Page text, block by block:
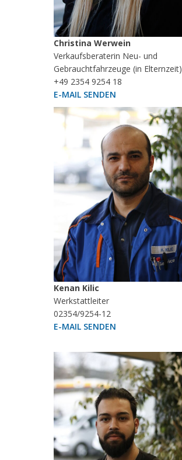
Christina Werwein
Verkaufsberaterin Neu- und
Gebrauchtfahrzeuge (in Elternzeit)
+49 2354 9254 18
E-MAIL SENDEN
Kenan Kilic
Werkstattleiter
02354/9254-12
E-MAIL SENDEN